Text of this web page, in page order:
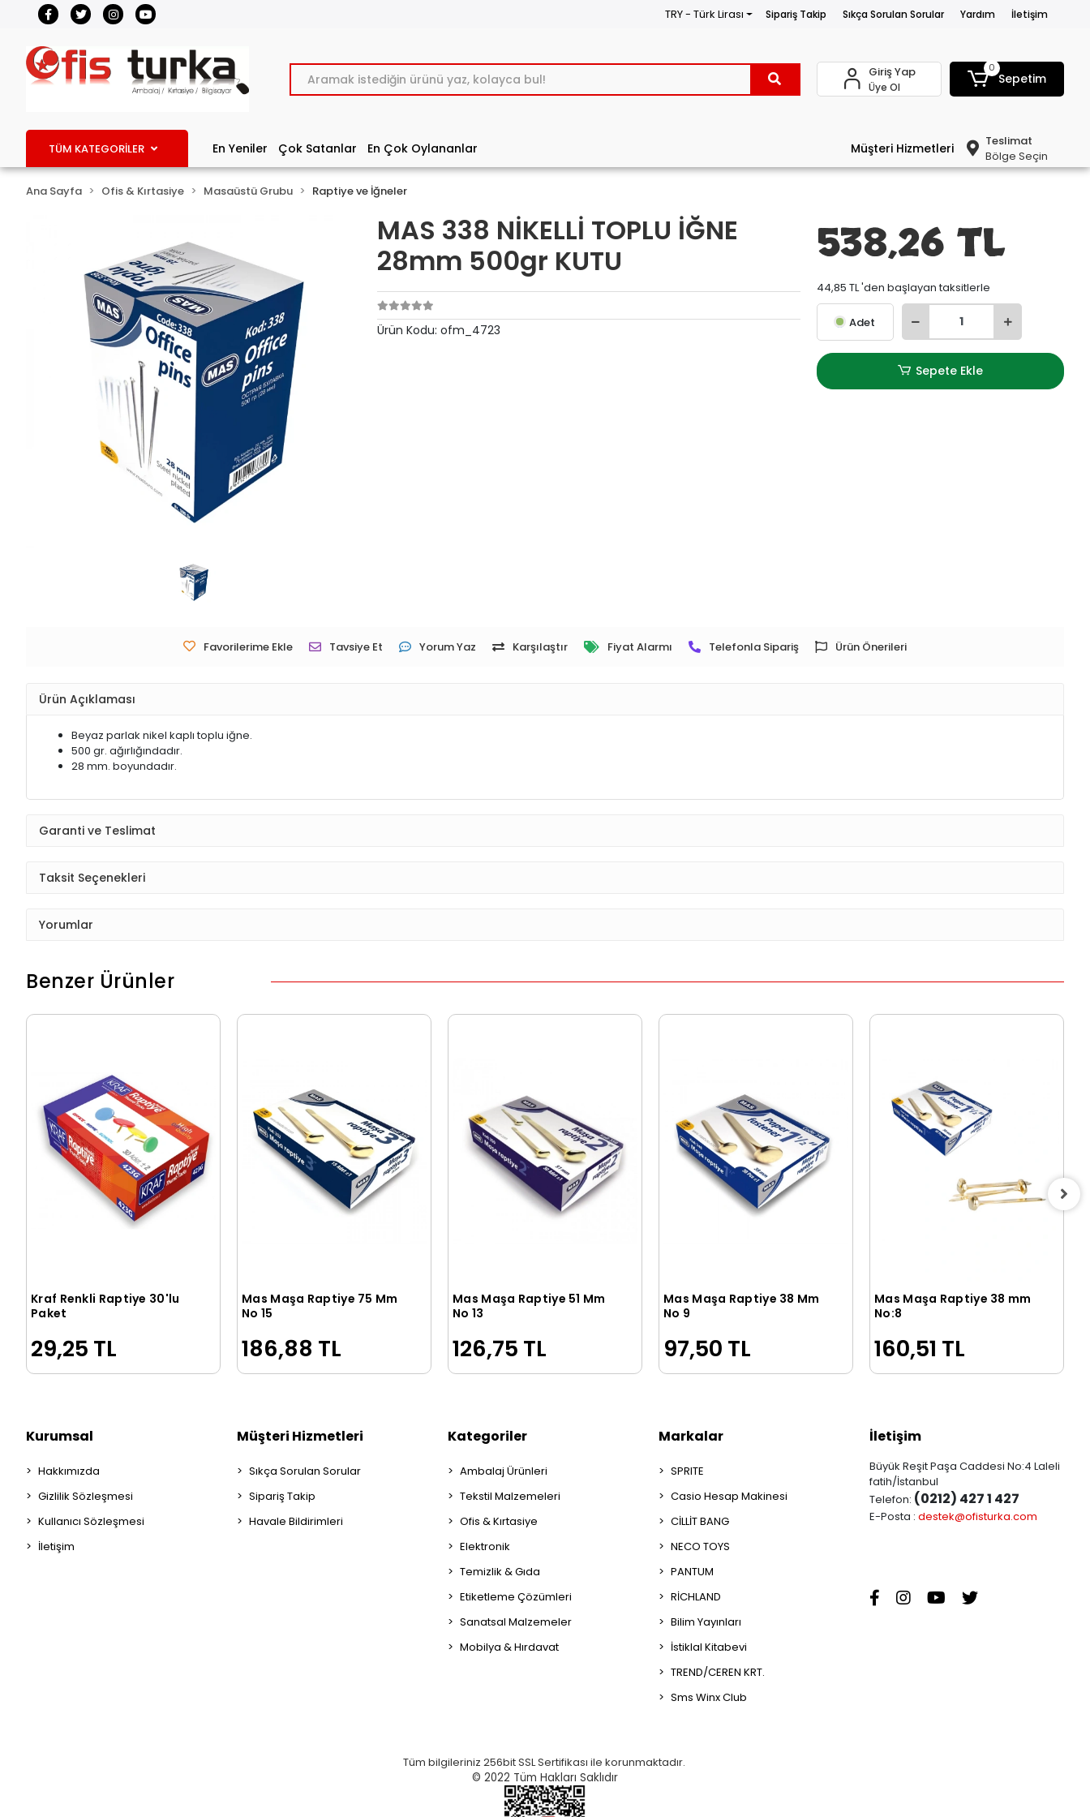
TRY - Türk Lirası Sipariş Takip Sıkça Sorulan Sorular Yardım İletişim
Giriş Yap
Üye Ol
0
Sepetim
TÜM KATEGORİLER En Yeniler Çok Satanlar En Çok Oylananlar Müşteri Hizmetleri
Teslimat
Bölge Seçin
Ana Sayfa Ofis & Kırtasiye Masaüstü Grubu Raptiye ve İğneler
MAS 338 NİKELLİ TOPLU İĞNE
28mm 500gr KUTU
Ürün Kodu:ofm_4723
538,26 TL
44,85 TL 'den başlayan taksitlerle
Adet
Sepete Ekle
Favorilerime Ekle Tavsiye Et Yorum Yaz Karşılaştır Fiyat Alarmı Telefonla Sipariş Ürün Önerileri
Ürün Açıklaması
Beyaz parlak nikel kaplı toplu iğne.
500 gr. ağırlığındadır.
28 mm. boyundadır.
Garanti ve Teslimat
Taksit Seçenekleri
Yorumlar
Benzer Ürünler
Sepete Ekle
Kraf Renkli Raptiye 30'lu
Paket
29,25 TL
Sepete Ekle
Mas Maşa Raptiye 75 Mm
No 15
186,88 TL
Sepete Ekle
Mas Maşa Raptiye 51 Mm
No 13
126,75 TL
Sepete Ekle
Mas Maşa Raptiye 38 Mm
No 9
97,50 TL
Sepete Ekle
Mas Maşa Raptiye 38 mm
No:8
160,51 TL
Kurumsal
Hakkımızda
Gizlilik Sözleşmesi
Kullanıcı Sözleşmesi
İletişim
Müşteri Hizmetleri
Sıkça Sorulan Sorular
Sipariş Takip
Havale Bildirimleri
Kategoriler
Ambalaj Ürünleri
Tekstil Malzemeleri
Ofis & Kırtasiye
Elektronik
Temizlik & Gıda
Etiketleme Çözümleri
Sanatsal Malzemeler
Mobilya & Hırdavat
Markalar
SPRITE
Casio Hesap Makinesi
CİLLİT BANG
NECO TOYS
PANTUM
RİCHLAND
Bilim Yayınları
İstiklal Kitabevi
TREND/CEREN KRT.
Sms Winx Club
İletişim
Büyük Reşit Paşa Caddesi No:4 Laleli
fatih/İstanbul
Telefon: (0212) 427 1 427
E-Posta : destek@ofisturka.com
Tüm bilgileriniz 256bit SSL Sertifikası ile korunmaktadır.
© 2022 Tüm Hakları Saklıdır